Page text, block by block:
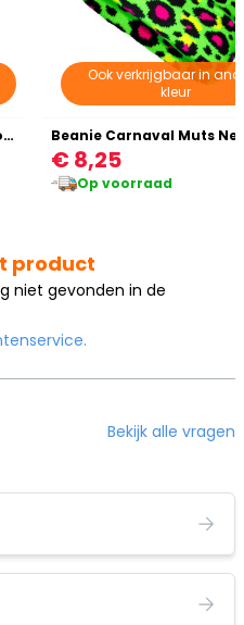
Beanie Carnaval Muts Neon Roze Panterprint Dames Mannen
Ook verkrijgbaar in
kleur
€ 8,25
Op voorraad
product
niet gevonden in de
Bekijk alle vragen